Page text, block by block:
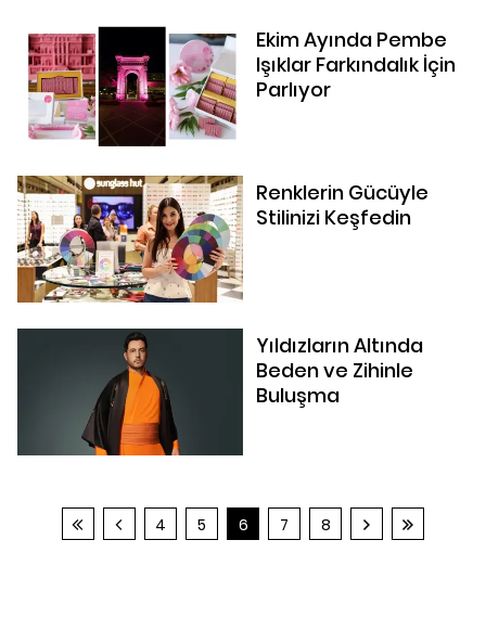
Ekim Ayında Pembe
Işıklar Farkındalık İçin
Parlıyor
Renklerin Gücüyle
Stilinizi Keşfedin
Yıldızların Altında
Beden ve Zihinle
Buluşma
4 5 6 7 8